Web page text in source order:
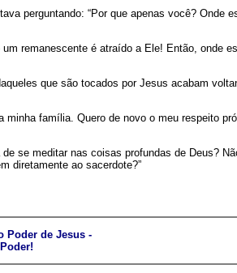
perguntando: “Por que apenas você? Onde
remanescente é atraído a Ele! Então, onde
que são tocados por Jesus acabam
família. Quero de novo o meu respeito
se meditar nas coisas profundas de Deus?
diretamente ao sacerdote?”
Poder de Jesus -